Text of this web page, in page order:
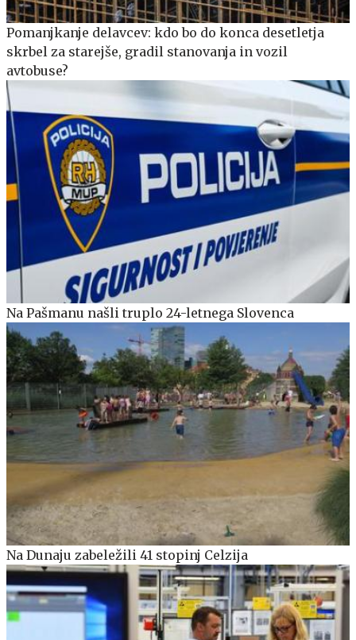
Pomanjkanje delavcev: kdo bo do konca desetletja
skrbel za starejše, gradil stanovanja in vozil
avtobuse?
Na Pašmanu našli truplo 24-letnega Slovenca
Na Dunaju zabeležili 41 stopinj Celzija